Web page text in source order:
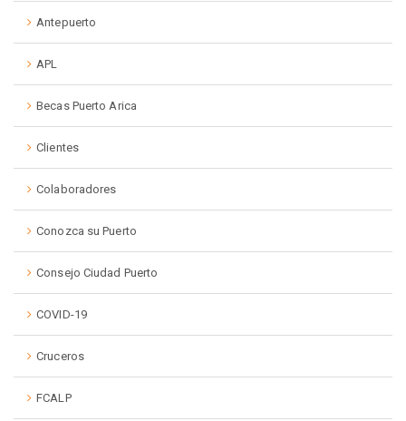
Antepuerto
APL
Becas Puerto Arica
Clientes
Colaboradores
Conozca su Puerto
Consejo Ciudad Puerto
COVID-19
Cruceros
FCALP